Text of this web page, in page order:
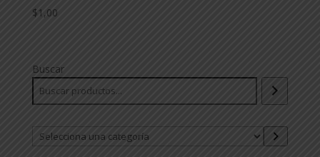
$1,00
Buscar
Selecciona
una